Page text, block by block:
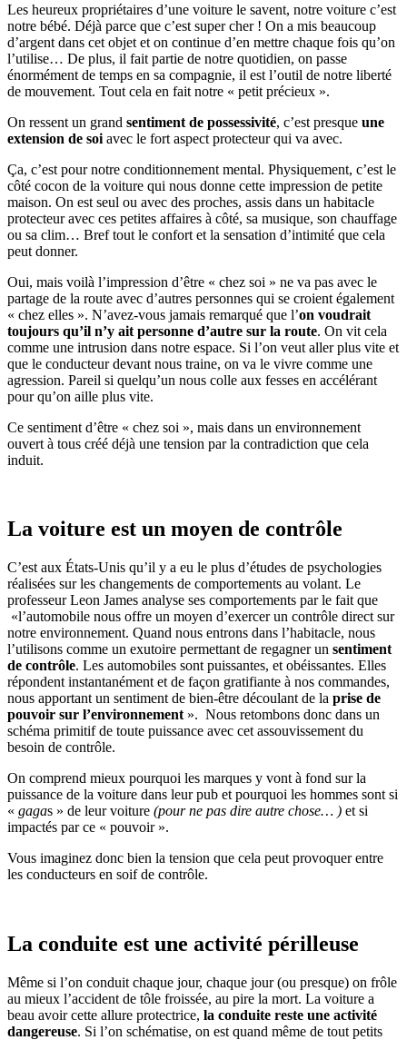
Les heureux propriétaires d’une voiture le savent, notre voiture c’est
notre bébé. Déjà parce que c’est super cher ! On a mis beaucoup
d’argent dans cet objet et on continue d’en mettre chaque fois qu’on
l’utilise… De plus, il fait partie de notre quotidien, on passe
énormément de temps en sa compagnie, il est l’outil de notre liberté
de mouvement. Tout cela en fait notre « petit précieux ».
On ressent un grand sentiment de possessivité, c’est presque une
extension de soi avec le fort aspect protecteur qui va avec.
Ça, c’est pour notre conditionnement mental. Physiquement, c’est le
côté cocon de la voiture qui nous donne cette impression de petite
maison. On est seul ou avec des proches, assis dans un habitacle
protecteur avec ces petites affaires à côté, sa musique, son chauffage
ou sa clim… Bref tout le confort et la sensation d’intimité que cela
peut donner.
Oui, mais voilà l’impression d’être « chez soi » ne va pas avec le
partage de la route avec d’autres personnes qui se croient également
« chez elles ». N’avez-vous jamais remarqué que l’on voudrait
toujours qu’il n’y ait personne d’autre sur la route. On vit cela
comme une intrusion dans notre espace. Si l’on veut aller plus vite et
que le conducteur devant nous traine, on va le vivre comme une
agression. Pareil si quelqu’un nous colle aux fesses en accélérant
pour qu’on aille plus vite.
Ce sentiment d’être « chez soi », mais dans un environnement
ouvert à tous créé déjà une tension par la contradiction que cela
induit.
La voiture est un moyen de contrôle
C’est aux États-Unis qu’il y a eu le plus d’études de psychologies
réalisées sur les changements de comportements au volant. Le
professeur Leon James analyse ses comportements par le fait que
«l’automobile nous offre un moyen d’exercer un contrôle direct sur
notre environnement. Quand nous entrons dans l’habitacle, nous
l’utilisons comme un exutoire permettant de regagner un sentiment
de contrôle. Les automobiles sont puissantes, et obéissantes. Elles
répondent instantanément et de façon gratifiante à nos commandes,
nous apportant un sentiment de bien-être découlant de la prise de
pouvoir sur l’environnement ». Nous retombons donc dans un
schéma primitif de toute puissance avec cet assouvissement du
besoin de contrôle.
On comprend mieux pourquoi les marques y vont à fond sur la
puissance de la voiture dans leur pub et pourquoi les hommes sont si
« gagas » de leur voiture (pour ne pas dire autre chose… ) et si
impactés par ce « pouvoir ».
Vous imaginez donc bien la tension que cela peut provoquer entre
les conducteurs en soif de contrôle.
La conduite est une activité périlleuse
Même si l’on conduit chaque jour, chaque jour (ou presque) on frôle
au mieux l’accident de tôle froissée, au pire la mort. La voiture a
beau avoir cette allure protectrice, la conduite reste une activité
dangereuse. Si l’on schématise, on est quand même de tout petits